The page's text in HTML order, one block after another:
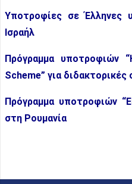
Υποτροφίες σε Έλληνες
Ισραήλ
Πρόγραμμα υποτροφιών
Scheme” για
Πρόγραμμα υποτροφιών
στη Ρουμανία